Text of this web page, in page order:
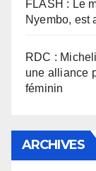
FLASH : Le
Nyembo, est
RDC :
une alliance
féminin
ARCHIVES